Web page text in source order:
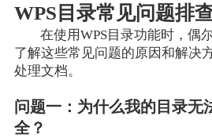
WPS目录常见问题排
在使用WPS目录功能时，偶
了解这些常见问题的原因和解决
处理文档。
问题一：为什么我的目录无
全？